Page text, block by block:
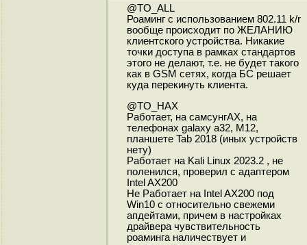
@TO_ALL
Роаминг с использованием 802.11 k/r
вообще происходит по ЖЕЛАНИЮ
клиентского устройства. Никакие
точки доступа в рамках стандартов
этого не делают, т.е. не будет такого
как в GSM сетях, когда БС решает
куда перекинуть клиента.
@TO_НАХ
Работает, на самсунгАХ, на
телефонах galaxy a32, M12,
планшете Tab 2018 (иных устройств
нету)
Работает на Kali Linux 2023.2 , не
поленился, проверил с адаптером
Intel AX200
Не Работает на Intel AX200 под
Win10 c относительно свежеми
апдейтами, причем в настройках
драйвера чувствительность
роаминга наличествует и